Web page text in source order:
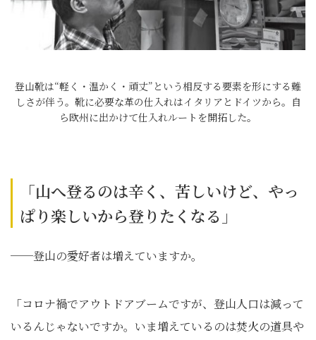
登山靴は“軽く・温かく・頑丈”という相反する要素を形にする難
しさが伴う。靴に必要な革の仕入れはイタリアとドイツから。自
ら欧州に出かけて仕入れルートを開拓した。
「山へ登るのは辛く、苦しいけど、やっ
ぱり楽しいから登りたくなる」
──登山の愛好者は増えていますか。
「コロナ禍でアウトドアブームですが、登山人口は減って
いるんじゃないですか。いま増えているのは焚火の道具や